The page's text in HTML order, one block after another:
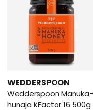
WEDDERSPOON
Wedderspoon Manuka-
hunaja KFactor 16 500g